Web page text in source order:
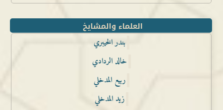
العلماء والمشايخ
بندر الخيبري
خالد الردادي
ربيع المدخلي
زيد المدخلي